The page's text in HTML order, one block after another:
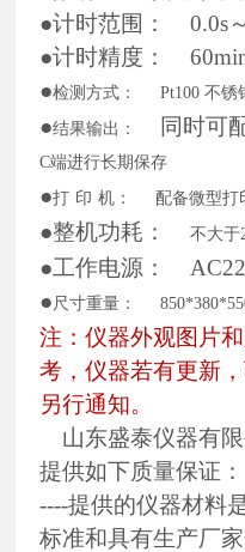
●计时范围：
0.0s
●计时精度：
●检测方式： Pt100 不锈
●结果输出： 同时可
C端进行长期保存
●打 印 机： 配备微型打
●整机功耗： 不大于
●工作电源：
● 尺寸重量：
注：仪器外观图片
考，仪器若有更新
另行通知。
山东盛泰仪器有
提供如下质量保证：
----提供的仪器材料
标准和具有生产厂